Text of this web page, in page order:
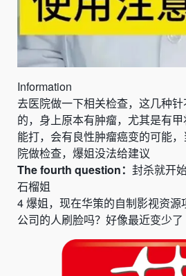
Information
去医院做一下相关检查，这几种
的，身上原本有肿瘤，尤其是有
能打，会有良性肿瘤癌变的可能
院做检查，爆姐没法给建议
The fourth question： 封杀就开
石榴姐
4爆姐， 现在华策的自制影视资源
公司的人刷脸吗？好像最近变少了